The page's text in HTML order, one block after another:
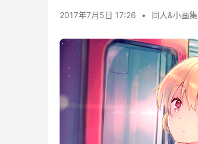
2017年7月5日 17:26 • 同人&小画集